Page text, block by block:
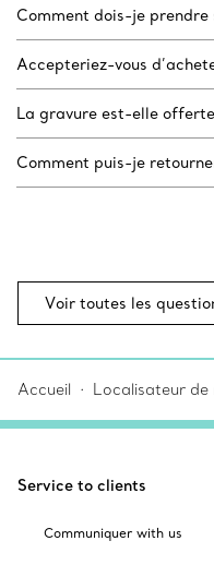
Comment dois-je prendre
Accepteriez-vous
La gravure est-elle
Comment puis-je
Voir toutes les
Accueil Localisateur
Service to clients
Communiquer with us